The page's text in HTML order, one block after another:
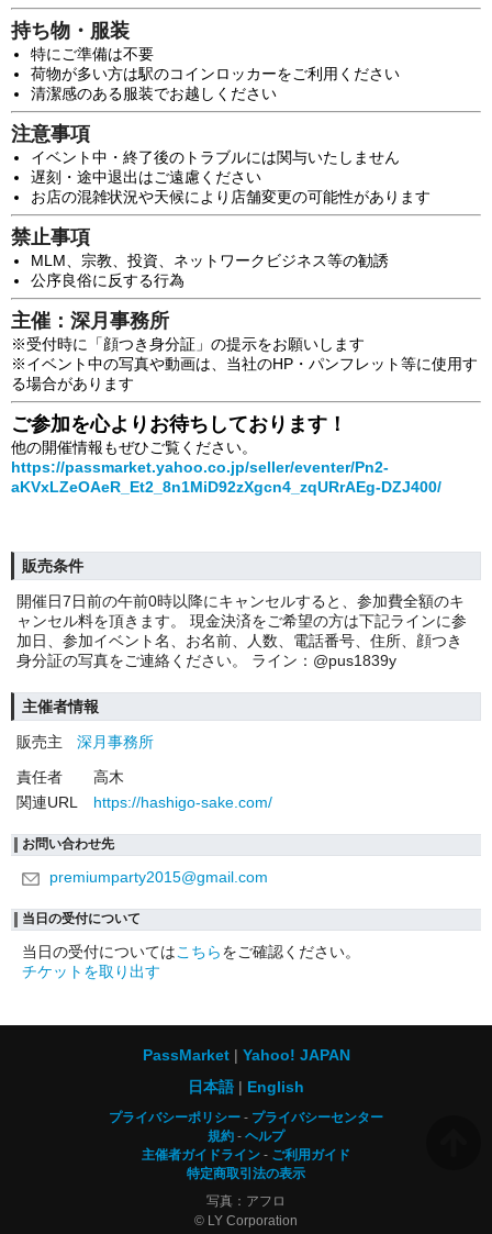
持ち物・服装
特にご準備は不要
荷物が多い方は駅のコインロッカーをご利用ください
清潔感のある服装でお越しください
注意事項
イベント中・終了後のトラブルには関与いたしません
遅刻・途中退出はご遠慮ください
お店の混雑状況や天候により店舗変更の可能性があります
禁止事項
MLM、宗教、投資、ネットワークビジネス等の勧誘
公序良俗に反する行為
主催：深月事務所
※受付時に「顔つき身分証」の提示をお願いします
※イベント中の写真や動画は、当社のHP・パンフレット等に使用す
る場合があります
ご参加を心よりお待ちしております！
他の開催情報もぜひご覧ください。
https://passmarket.yahoo.co.jp/seller/eventer/Pn2-
aKVxLZeOAeR_Et2_8n1MiD92zXgcn4_zqURrAEg-DZJ400/
販売条件
開催日7日前の午前0時以降にキャンセルすると、参加費全額のキ
ャンセル料を頂きます。 現金決済をご希望の方は下記ラインに参
加日、参加イベント名、お名前、人数、電話番号、住所、顔つき
身分証の写真をご連絡ください。 ライン：@pus1839y
主催者情報
販売主
深月事務所
責任者
高木
関連URL
https://hashigo-sake.com/
お問い合わせ先
premiumparty2015@gmail.com
当日の受付について
当日の受付についてはこちらをご確認ください。
チケットを取り出す
PassMarket
Yahoo! JAPAN
日本語
English
プライバシーポリシー
プライバシーセンター
規約
ヘルプ
主催者ガイドライン
ご利用ガイド
特定商取引法の表示
写真：アフロ
© LY Corporation